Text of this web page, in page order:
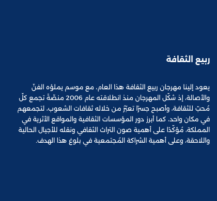
ربيع الثقافة
يعود إلينا مهرجان ربيع الثقافة هذا العام، مع موسم يملؤه الفنّ
والأصالة، إذ شكّل المهرجان منذ انطلاقته عام 2006 منصّةً تجمع كلّ
مُحبّ للثقافة، وأصبح جسرًا تعبّرُ من خلاله ثقافات الشعوب، لتجمعهم
في مكان واحد، كما أبرز دور المؤسسات الثقافية والمواقع الأثرية في
المملكة، مُؤكّدًا على أهمية صون التراث الثقافي ونقله للأجيال الحالية
واللاحقة، وعلى أهمية الشراكة المُجتمعية في بلوغ هذا الهدف.